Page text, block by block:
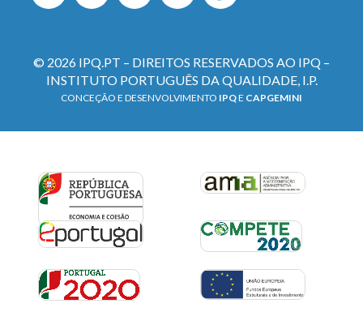
© 2026 IPQ.PT – DIREITOS RESERVADOS AO IPQ –
INSTITUTO PORTUGUÊS DA QUALIDADE, I.P.
CONCEÇÃO E DESENVOLVIMENTO IPQE CAPGEMINI